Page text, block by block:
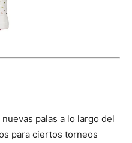
palas a lo largo del
para ciertos torneos